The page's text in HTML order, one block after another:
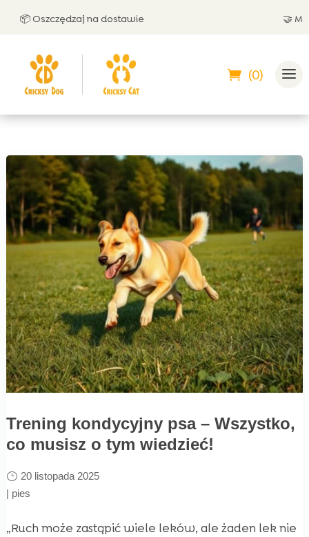
na dostawie 🤝 Możesz
(0)
Trening kondycyjny psa – Wszystko,
co musisz o tym wiedzieć!
20 listopada 2025
| pies
„Ruch może zastąpić wiele leków, ale żaden lek nie